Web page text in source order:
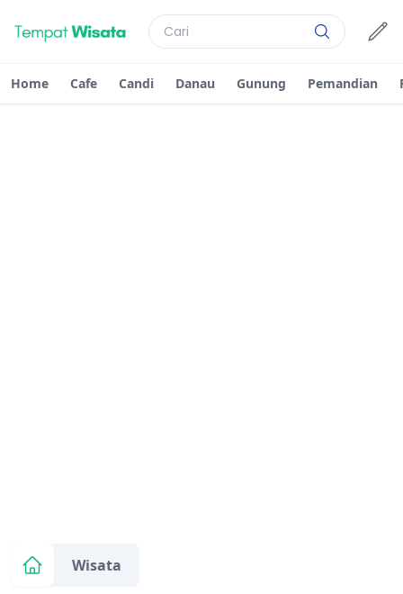
Home Cafe Candi Danau Gunung Pemandian
Wisata